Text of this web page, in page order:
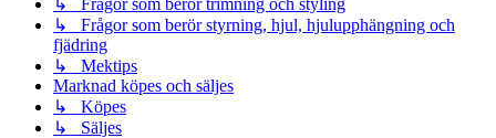
↳ Frågor som berör styrning, hjul, hjulupphängning och
fjädring
↳ Mektips
Marknad köpes och säljes
↳ Köpes
↳ Säljes